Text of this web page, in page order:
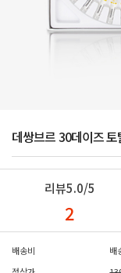
데쌍브르 30데이즈
리뷰5.0/5
2
배송비
배